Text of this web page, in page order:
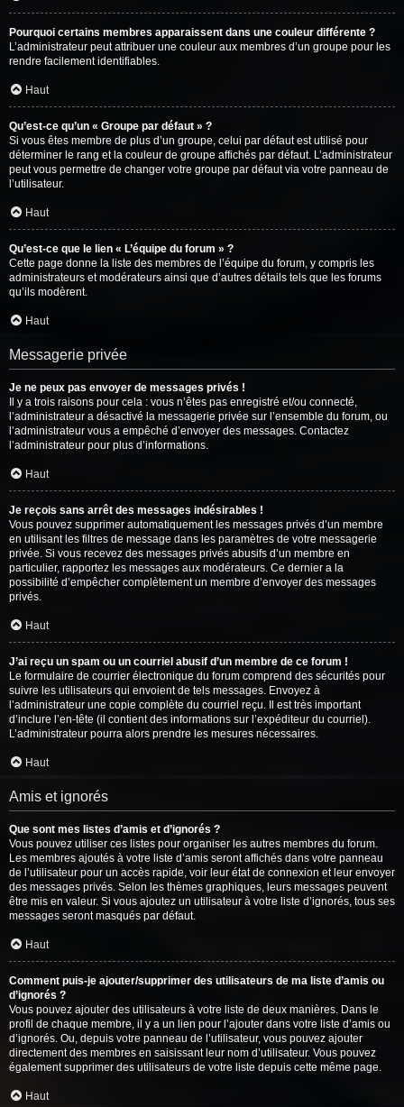
Pourquoi certains membres apparaissent dans une couleur différente ?
L’administrateur peut attribuer une couleur aux membres d’un groupe pour les
rendre facilement identifiables.
Haut
Qu’est-ce qu’un « Groupe par défaut » ?
Si vous êtes membre de plus d’un groupe, celui par défaut est utilisé pour
déterminer le rang et la couleur de groupe affichés par défaut. L’administrateur
peut vous permettre de changer votre groupe par défaut via votre panneau de
l’utilisateur.
Haut
Qu’est-ce que le lien « L’équipe du forum » ?
Cette page donne la liste des membres de l’équipe du forum, y compris les
administrateurs et modérateurs ainsi que d’autres détails tels que les forums
qu’ils modèrent.
Haut
Messagerie privée
Je ne peux pas envoyer de messages privés !
Il y a trois raisons pour cela : vous n’êtes pas enregistré et/ou connecté,
l’administrateur a désactivé la messagerie privée sur l’ensemble du forum, ou
l’administrateur vous a empêché d’envoyer des messages. Contactez
l’administrateur pour plus d’informations.
Haut
Je reçois sans arrêt des messages indésirables !
Vous pouvez supprimer automatiquement les messages privés d’un membre
en utilisant les filtres de message dans les paramètres de votre messagerie
privée. Si vous recevez des messages privés abusifs d’un membre en
particulier, rapportez les messages aux modérateurs. Ce dernier a la
possibilité d’empêcher complètement un membre d’envoyer des messages
privés.
Haut
J’ai reçu un spam ou un courriel abusif d’un membre de ce forum !
Le formulaire de courrier électronique du forum comprend des sécurités pour
suivre les utilisateurs qui envoient de tels messages. Envoyez à
l’administrateur une copie complète du courriel reçu. Il est très important
d’inclure l’en-tête (il contient des informations sur l’expéditeur du courriel).
L’administrateur pourra alors prendre les mesures nécessaires.
Haut
Amis et ignorés
Que sont mes listes d’amis et d’ignorés ?
Vous pouvez utiliser ces listes pour organiser les autres membres du forum.
Les membres ajoutés à votre liste d’amis seront affichés dans votre panneau
de l’utilisateur pour un accès rapide, voir leur état de connexion et leur envoyer
des messages privés. Selon les thèmes graphiques, leurs messages peuvent
être mis en valeur. Si vous ajoutez un utilisateur à votre liste d’ignorés, tous ses
messages seront masqués par défaut.
Haut
Comment puis-je ajouter/supprimer des utilisateurs de ma liste d’amis ou
d’ignorés ?
Vous pouvez ajouter des utilisateurs à votre liste de deux manières. Dans le
profil de chaque membre, il y a un lien pour l’ajouter dans votre liste d’amis ou
d’ignorés. Ou, depuis votre panneau de l’utilisateur, vous pouvez ajouter
directement des membres en saisissant leur nom d’utilisateur. Vous pouvez
également supprimer des utilisateurs de votre liste depuis cette même page.
Haut